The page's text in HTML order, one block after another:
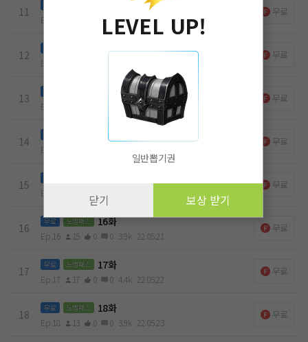
11
Ep.11 5.3k 22.05.20
무료
12 12화
Ep.12
무료
13
Ep.13 4.8k 22.05.20
무료
14
Ep.14
무료
15
Ep.15 0
무료
16
무료 노벨패스 16화
Ep.16 15 0 0 3.9k 22.05.21
무료
17
무료 노벨패스 17화
Ep.17 17 0 0 4.4k 22.05.22
무료
18
무료 노벨패스 18화
Ep.18 13 0 0 3.9k 22.05.23
무료
LEVEL UP!
일반뽑기권
닫기 보상 받기